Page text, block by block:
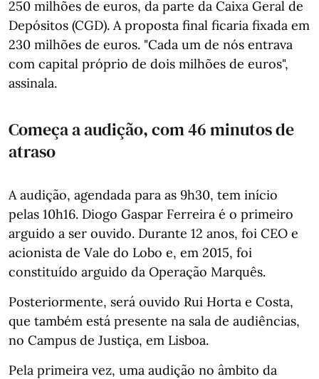
250 milhões de euros, da parte da Caixa Geral de
Depósitos (CGD). A proposta final ficaria fixada em
230 milhões de euros. "Cada um de nós entrava
com capital próprio de dois milhões de euros",
assinala.
Começa a audição, com 46 minutos de
atraso
A audição, agendada para as 9h30, tem início
pelas 10h16. Diogo Gaspar Ferreira é o primeiro
arguido a ser ouvido. Durante 12 anos, foi CEO e
acionista de Vale do Lobo e, em 2015, foi
constituído arguido da Operação Marquês.
Posteriormente, será ouvido Rui Horta e Costa,
que também está presente na sala de audiências,
no Campus de Justiça, em Lisboa.
Pela primeira vez, uma audição no âmbito da